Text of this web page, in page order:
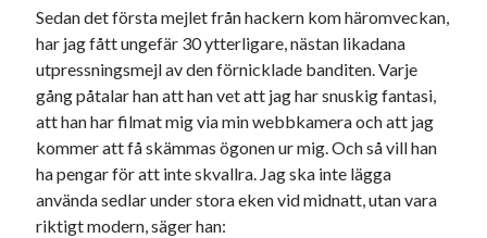
Egna länkar
Bokstävlar & AI – mitt levebröd. Gå en kurs!
Den stora bloggläsarvärvsveckan
Godisbrödet från himlen
Köttfärslimpan på allas läppar
Länkskolan
Lotten som Sommarpratare (i fantasin alltså: grupp på FB)
Vad ska du laga för mat idag? (Recept!)
Sedan det första mejlet från hackern kom häromveckan,
har jag fått ungefär 30 ytterligare, nästan likadana
utpressningsmejl av den förnicklade banditen. Varje
gång påtalar han att han vet att jag har snuskig fantasi,
att han har filmat mig via min webbkamera och att jag
kommer att få skämmas ögonen ur mig. Och så vill han
ha pengar för att inte skvallra. Jag ska inte lägga
använda sedlar under stora eken vid midnatt, utan vara
riktigt modern, säger han: